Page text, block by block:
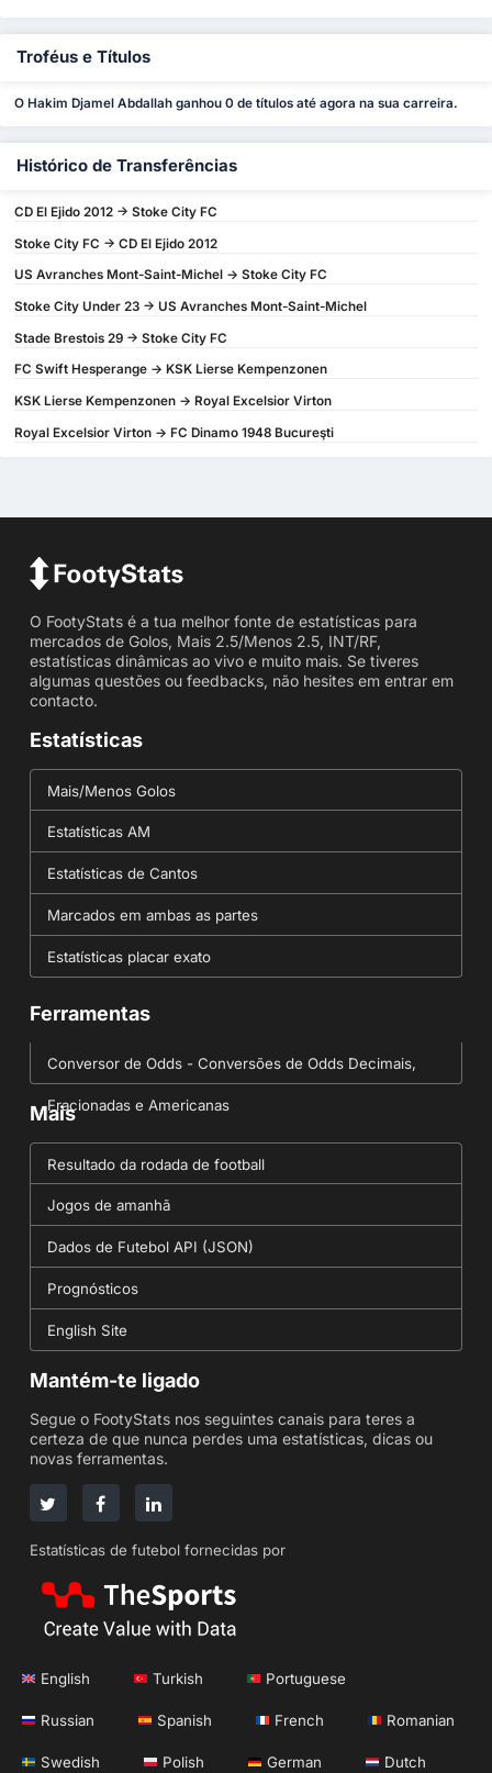
Troféus e Títulos
O Hakim Djamel Abdallah ganhou 0 de títulos até agora na sua carreira.
Histórico de Transferências
CD El Ejido 2012 -> Stoke City FC
Stoke City FC -> CD El Ejido 2012
US Avranches Mont-Saint-Michel -> Stoke City FC
Stoke City Under 23 -> US Avranches Mont-Saint-Michel
Stade Brestois 29 -> Stoke City FC
FC Swift Hesperange -> KSK Lierse Kempenzonen
KSK Lierse Kempenzonen -> Royal Excelsior Virton
Royal Excelsior Virton -> FC Dinamo 1948 Bucureşti
O FootyStats é a tua melhor fonte de estatísticas para
mercados de Golos, Mais 2.5/Menos 2.5, INT/RF,
estatísticas dinâmicas ao vivo e muito mais. Se tiveres
algumas questões ou feedbacks, não hesites em entrar em
contacto.
Estatísticas
Mais/Menos Golos
Estatísticas AM
Estatísticas de Cantos
Marcados em ambas as partes
Estatísticas placar exato
Ferramentas
Conversor de Odds - Conversões de Odds Decimais,
Fracionadas e Americanas
Mais
Resultado da rodada de football
Jogos de amanhã
Dados de Futebol API (JSON)
Prognósticos
English Site
Mantém-te ligado
Segue o FootyStats nos seguintes canais para teres a
certeza de que nunca perdes uma estatísticas, dicas ou
novas ferramentas.
Estatísticas de futebol fornecidas por
English Turkish Portuguese
Russian Spanish French Romanian
Swedish Polish German Dutch